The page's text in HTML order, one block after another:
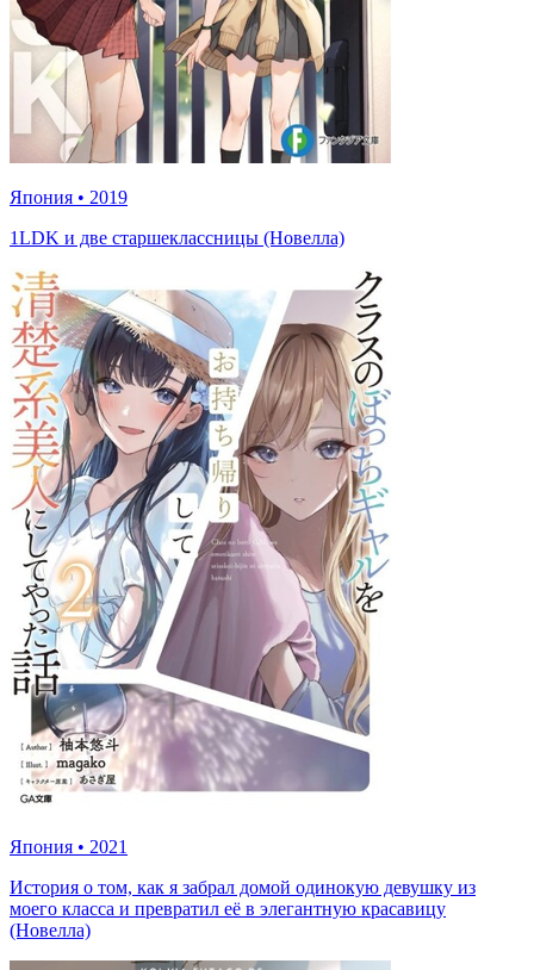
Япония • 2019
1LDK и две старшеклассницы (Новелла)
Япония • 2021
История о том, как я забрал домой одинокую девушку из
моего класса и превратил её в элегантную красавицу
(Новелла)